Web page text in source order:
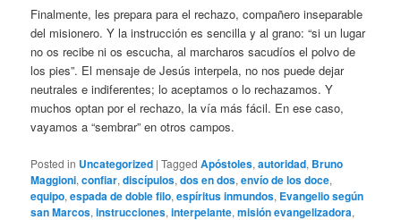
Finalmente, les prepara para el rechazo, compañero inseparable
del misionero. Y la instrucción es sencilla y al grano: “si un lugar
no os recibe ni os escucha, al marcharos sacudíos el polvo de
los pies”. El mensaje de Jesús interpela, no nos puede dejar
neutrales e indiferentes; lo aceptamos o lo rechazamos. Y
muchos optan por el rechazo, la vía más fácil. En ese caso,
vayamos a “sembrar” en otros campos.
Posted in Uncategorized |Tagged Apóstoles,autoridad, Bruno
Maggioni,confiar,discípulos,dos en dos,envío de los doce,
equipo,espada de doble filo,espíritus inmundos, Evangelio según
san Marcos,instrucciones,interpelante,misión evangelizadora,